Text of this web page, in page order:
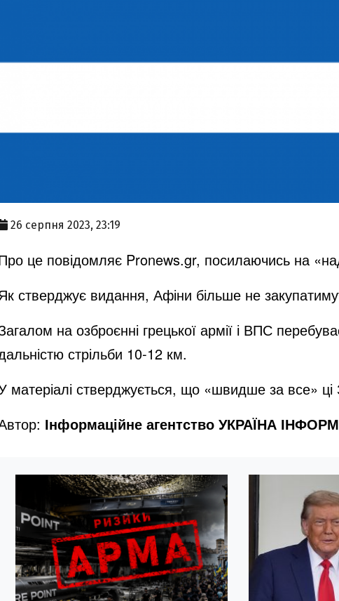
26 серпня 2023, 23:19
це повідомляє Pronews.gr, посилаючись на
стверджує видання, Афіни більше не
на озброєнні грецької армії і ВПС
стрільби 10-12 км.
матеріалі стверджується, що «швидше за все» ці
Інформаційне агентство УКРАЇНА ІНФОРМ